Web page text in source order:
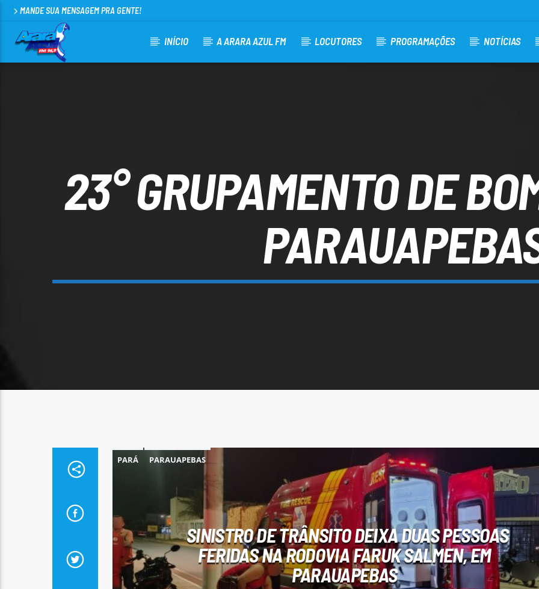
MANDE SUA MENSAGEM PRA GENTE!
INÍCIO A ARARA AZUL FM LOCUTORES PROGRAMAÇÕES NOTÍCIAS
23° GRUPAMENTO DE
PARÁ PARAUAPEBAS
SINISTRO DE TRÂNSITO DEIXA DUAS PESSOAS
FERIDAS NA RODOVIA FARUK SALMEN, EM
PARAUAPEBAS